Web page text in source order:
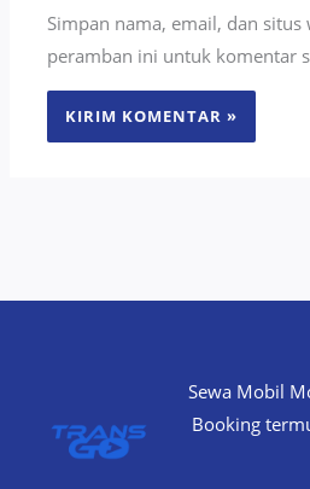
Simpan nama, email, dan situs
peramban ini untuk komentar
Sewa Mobil
Booking